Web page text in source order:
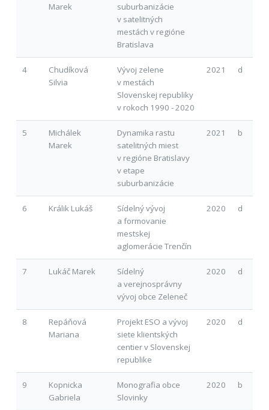
Marek
suburbanizácie
v satelitných
mestách v regióne
Bratislava
4
Chudíková
Silvia
Vývoj zelene
v mestách
Slovenskej republiky
v rokoch 1990 - 2020
2021 d
5
Michálek
Marek
Dynamika rastu
satelitných miest
v regióne Bratislavy
v etape
suburbanizácie
2021 b
6 Králik Lukáš
Sídelný vývoj
a formovanie
mestskej
aglomerácie Trenčín
2020 d
7 Lukáč Marek
Sídelný
a verejnosprávny
vývoj obce Zeleneč
2020 d
8
Repáňová
Mariana
Projekt ESO a vývoj
siete klientských
centier v Slovenskej
republike
2020 d
9
Kopnicka
Gabriela
Monografia obce
Slovinky
2020 b